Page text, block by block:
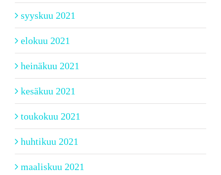
syyskuu 2021
elokuu 2021
heinäkuu 2021
kesäkuu 2021
toukokuu 2021
huhtikuu 2021
maaliskuu 2021